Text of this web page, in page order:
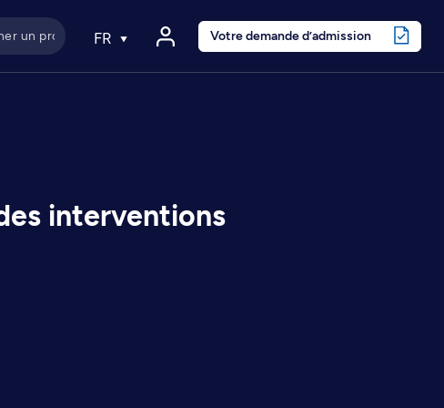
FR Votre demande d’admission
interventions